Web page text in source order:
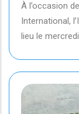
À l’occasion
International,
lieu le